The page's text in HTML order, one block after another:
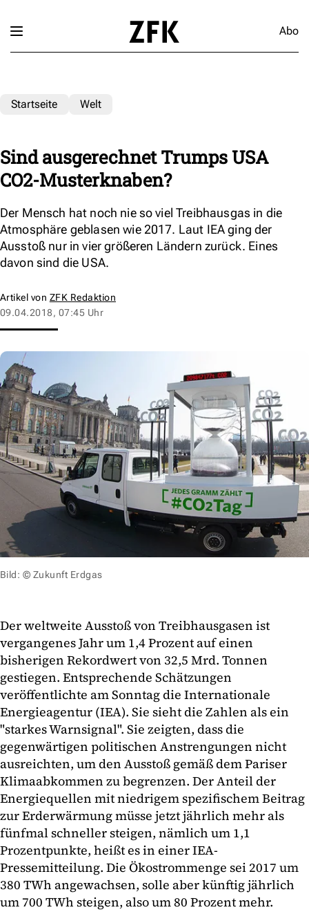
Abo
Startseite Welt
Sind ausgerechnet Trumps USA
CO2-Musterknaben?
Der Mensch hat noch nie so viel Treibhausgas in die
Atmosphäre geblasen wie 2017. Laut IEA ging der
Ausstoß nur in vier größeren Ländern zurück. Eines
davon sind die USA.
Artikel von ZFK Redaktion
09.04.2018, 07:45 Uhr
Bild: © Zukunft Erdgas
Der weltweite Ausstoß von Treibhausgasen ist
vergangenes Jahr um 1,4 Prozent auf einen
bisherigen Rekordwert von 32,5 Mrd. Tonnen
gestiegen. Entsprechende Schätzungen
veröffentlichte am Sonntag die Internationale
Energieagentur (IEA). Sie sieht die Zahlen als ein
"starkes Warnsignal". Sie zeigten, dass die
gegenwärtigen politischen Anstrengungen nicht
ausreichten, um den Ausstoß gemäß dem Pariser
Klimaabkommen zu begrenzen. Der Anteil der
Energiequellen mit niedrigem spezifischem Beitrag
zur Erderwärmung müsse jetzt jährlich mehr als
fünfmal schneller steigen, nämlich um 1,1
Prozentpunkte, heißt es in einer IEA-
Pressemitteilung. Die Ökostrommenge sei 2017 um
380 TWh angewachsen, solle aber künftig jährlich
um 700 TWh steigen, also um 80 Prozent mehr.